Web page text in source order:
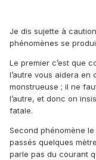
Je dis sujette à
phénomènes se
Le premier c’est que
l’autre vous aidera en
monstrueuse ; il ne
l’autre, et donc on
fatale.
Second phénomène
passés quelques
parle pas du courant